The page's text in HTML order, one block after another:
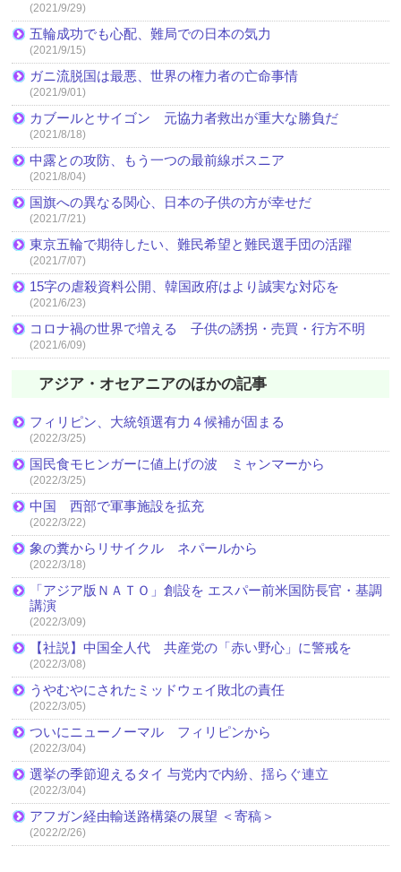
(2021/9/29)
五輪成功でも心配、難局での日本の気力
(2021/9/15)
ガニ流脱国は最悪、世界の権力者の亡命事情
(2021/9/01)
カブールとサイゴン 元協力者救出が重大な勝負だ
(2021/8/18)
中露との攻防、もう一つの最前線ボスニア
(2021/8/04)
国旗への異なる関心、日本の子供の方が幸せだ
(2021/7/21)
東京五輪で期待したい、難民希望と難民選手団の活躍
(2021/7/07)
15字の虐殺資料公開、韓国政府はより誠実な対応を
(2021/6/23)
コロナ禍の世界で増える 子供の誘拐・売買・行方不明
(2021/6/09)
アジア・オセアニアのほかの記事
フィリピン、大統領選有力４候補が固まる
(2022/3/25)
国民食モヒンガーに値上げの波 ミャンマーから
(2022/3/25)
中国 西部で軍事施設を拡充
(2022/3/22)
象の糞からリサイクル ネパールから
(2022/3/18)
「アジア版ＮＡＴＯ」創設を エスパー前米国防長官・基調
講演
(2022/3/09)
【社説】中国全人代 共産党の「赤い野心」に警戒を
(2022/3/08)
うやむやにされたミッドウェイ敗北の責任
(2022/3/05)
ついにニューノーマル フィリピンから
(2022/3/04)
選挙の季節迎えるタイ 与党内で内紛、揺らぐ連立
(2022/3/04)
アフガン経由輸送路構築の展望 ＜寄稿＞
(2022/2/26)